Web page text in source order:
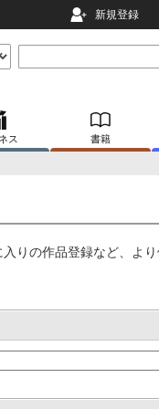
新規登録
ス 書籍
りの作品登録など、よ